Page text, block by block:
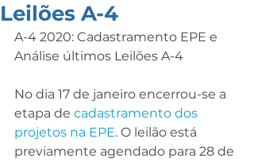
Leilões A-4
A-4 2020: Cadastramento EPE e
Análise últimos Leilões A-4
No dia 17 de janeiro encerrou-se a
etapa de cadastramento dos
projetos na EPE. O leilão está
previamente agendado para 28 de